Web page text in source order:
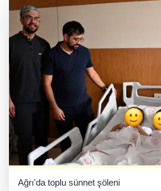
Ağrı'da toplu sünnet şöleni